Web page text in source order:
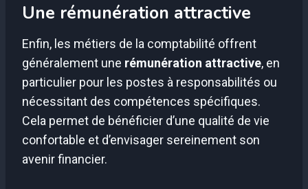
Une rémunération attractive
Enfin, les métiers de la comptabilité offrent
généralement une rémunération attractive, en
particulier pour les postes à responsabilités ou
nécessitant des compétences spécifiques.
Cela permet de bénéficier d’une qualité de vie
confortable et d’envisager sereinement son
avenir financier.